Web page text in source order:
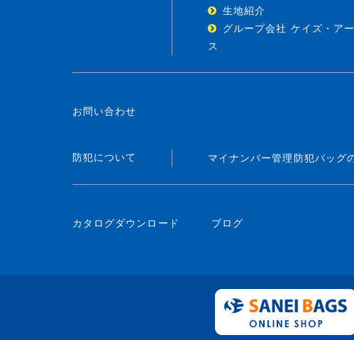
生地紹介
グループ会社 ケイズ・ア
ス
お問い合わせ
防犯について マイナンバー管理 防犯バッグ
カタログダウンロード ブログ